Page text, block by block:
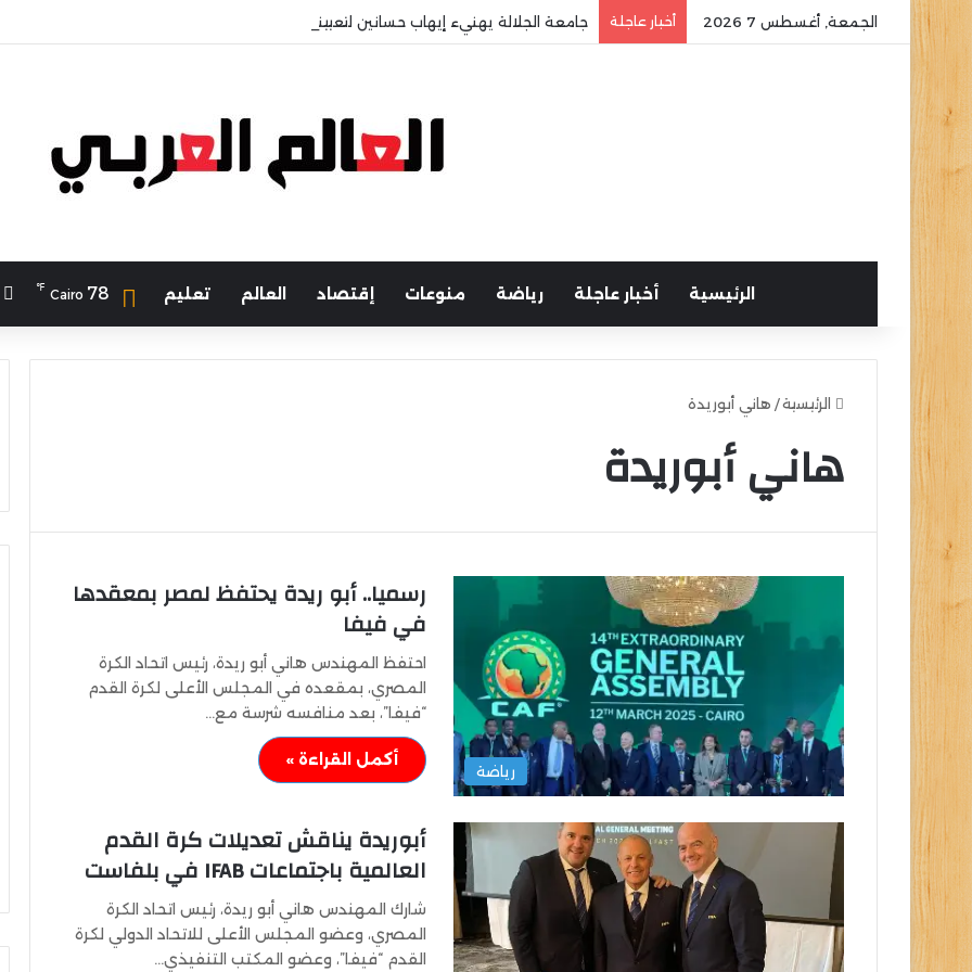
الجمعة, أغسطس 7 2026 أخبار عاجلة جامعة الجلالة يهنيء إيهاب حسانين لتعيينه أمينًا عامًا لمجلس الجامعات الخاصة
الرئيسية أخبار عاجلة رياضة منوعات إقتصاد العالم تعليم Cairo 78
℉
الرئيسية/ هاني أبوريدة
هاني أبوريدة
رياضة
رسميا.. أبو ريدة يحتفظ لمصر بمعقدها
في فيفا
احتفظ المهندس هاني أبو ريدة، رئيس اتحاد الكرة
المصري، بمقعده في المجلس الأعلى لكرة القدم
“فيفا”، بعد منافسه شرسة مع…
أكمل القراءة »
أبوريدة يناقش تعديلات كرة القدم
العالمية باجتماعات IFAB في بلفاست
شارك المهندس هاني أبو ريدة، رئيس اتحاد الكرة
المصري، وعضو المجلس الأعلى للاتحاد الدولي لكرة
القدم “فيفا”، وعضو المكتب التنفيذي…
جهودها
للتصدي
للكيانات
الوهمية
التعليم العالي تكثف جهودها للتصدي
للكيانات الوهمية
وزير
الشباب
والرياضة
يهنئ
منتخب
مصر
للشطرنج
وزير الشباب والرياضة يهنئ منتخب
مصر للشطرنج
التعليم
العالي
القاهرة
وزير التعليم العالي
التنسيق الرئيسي